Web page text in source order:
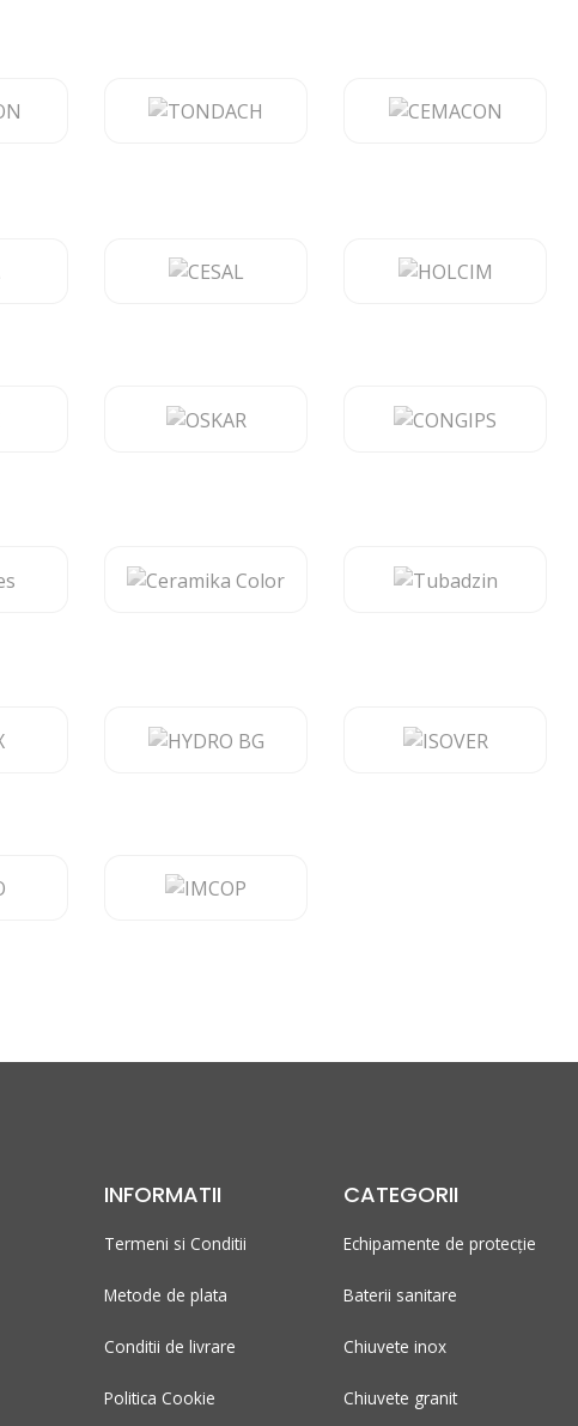
INFORMATII
Termeni si Conditii
Metode de plata
Conditii de livrare
Politica Cookie
CATEGORII
Echipamente de protecție
Baterii sanitare
Chiuvete inox
Chiuvete granit